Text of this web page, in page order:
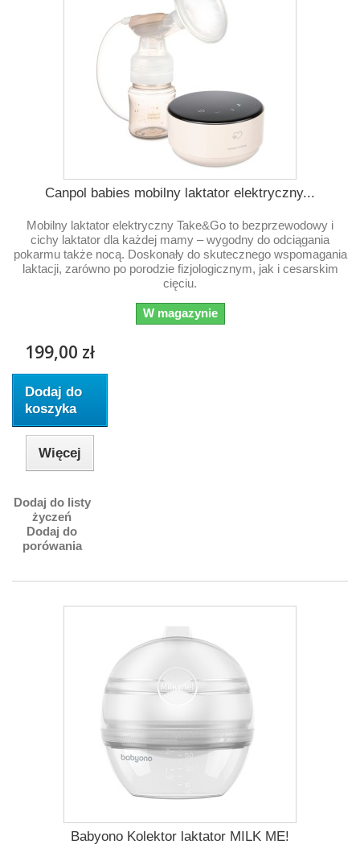
Canpol babies mobilny laktator elektryczny...
Mobilny laktator elektryczny Take&Go to bezprzewodowy i
cichy laktator dla każdej mamy – wygodny do odciągania
pokarmu także nocą. Doskonały do skutecznego wspomagania
laktacji, zarówno po porodzie fizjologicznym, jak i cesarskim
cięciu.
W magazynie
199,00 zł
Dodaj do
koszyka
Więcej
Dodaj do listy
życzeń
Dodaj do
porówania
Babyono Kolektor laktator MILK ME!